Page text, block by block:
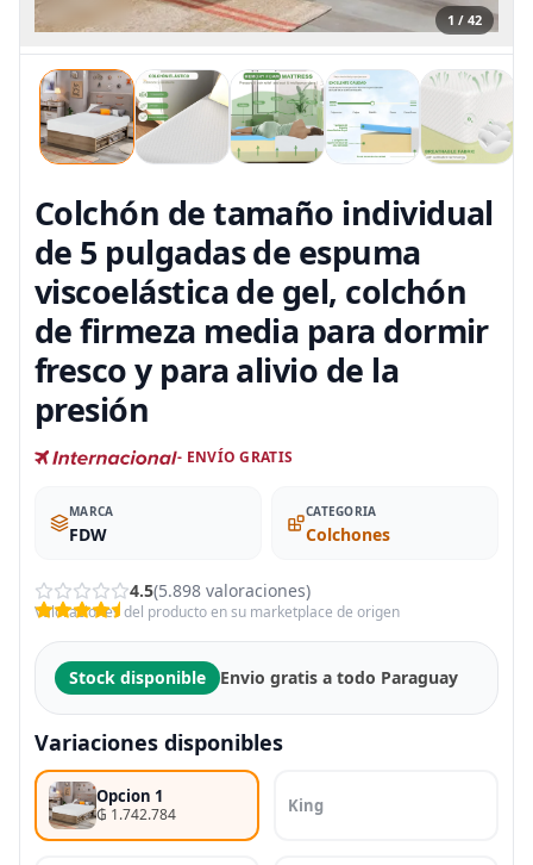
1 / 42
Colchón de tamaño individual
de 5 pulgadas de espuma
viscoelástica de gel, colchón
de firmeza media para dormir
fresco y para alivio de la
presión
- ENVÍO GRATIS
MARCA
FDW
CATEGORIA
Colchones
4.5(5.898 valoraciones)
Valoraciones del producto en su marketplace de origen
Stock disponible Envio gratis a todo Paraguay
Variaciones disponibles
Opcion 1
₲ 1.742.784 King